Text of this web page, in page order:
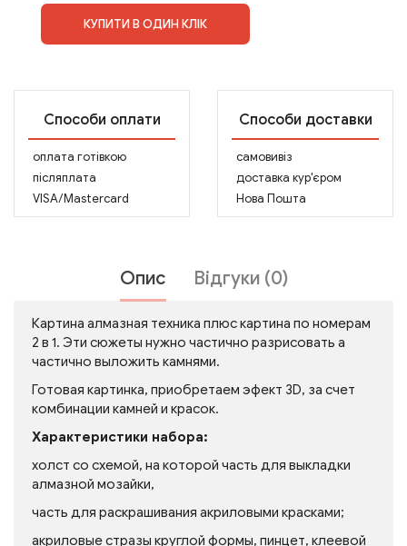
КУПИТИ В ОДИН КЛІК
Способи оплати
оплата готівкою
післяплата
VISA/Mastercard
Способи доставки
самовивіз
доставка кур'єром
Нова Пошта
Опис Відгуки (0)
Картина алмазная техника плюс картина по номерам
2 в 1. Эти сюжеты нужно частично разрисовать а
частично выложить камнями.
Готовая картинка, приобретаем эфект 3D, за счет
комбинации камней и красок.
Характеристики набора:
холст со схемой, на которой часть для выкладки
алмазной мозайки,
часть для раскрашивания акриловыми красками;
акриловые стразы круглой формы, пинцет, клеевой